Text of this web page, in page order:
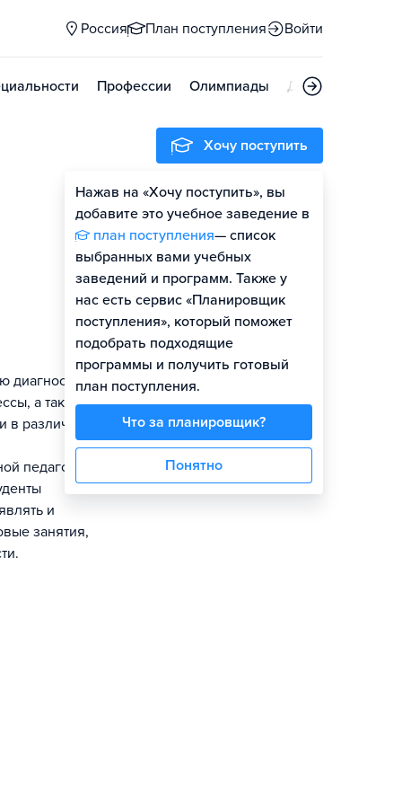
Россия План поступления Войти
Профессии Олимпиады Дни открытых
диагностику,
а также
в различных
педагогики
и
занятия,
Хочу поступить
Нажав на «Хочу поступить», вы
добавите это учебное заведение в
план поступления— список
выбранных вами учебных
заведений и программ. Также у
нас есть сервис «Планировщик
поступления», который поможет
подобрать подходящие
программы и получить готовый
план поступления.
Что за планировщик?
Понятно
Оценить шансы